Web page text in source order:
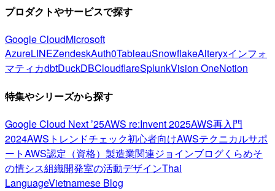
プロダクトやサービスで探す
Google CloudMicrosoft
AzureLINEZendeskAuth0TableauSnowflakeAlteryxインフォ
マティカdbtDuckDBCloudflareSplunkVision OneNotion
特集やシリーズから探す
Google Cloud Next ’25AWS re:Invent 2025AWS再入門
2024AWSトレンドチェック初心者向けAWSテクニカルサポ
ートAWS認定（資格） 製造業関連ジョインブログくらめそ
の情シス組織開発室の活動デザインThai
LanguageVietnamese Blog